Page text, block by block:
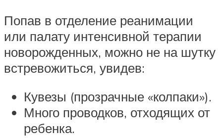
Попав в отделение реанимации
или палату интенсивной терапии
новорожденных, можно не на шутку
встревожиться, увидев:
Кувезы (прозрачные «колпаки»).
Много проводков, отходящих от
ребенка.